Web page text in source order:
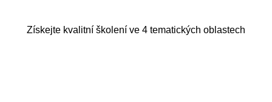
Získejte kvalitní školení ve 4 tematických oblastech